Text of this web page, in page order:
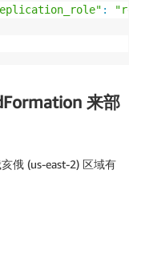
:
来部
俄 (us-east-2) 区域有